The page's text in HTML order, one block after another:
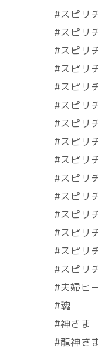
#スピリ
#スピリ
#スピリ
#スピリ
#スピリ
#スピリ
#スピリ
#スピリ
#スピリ
#スピリ
#スピリ
#スピリ
#スピリ
#スピリ
#スピリ
#夫婦ヒ
#魂
#神さま
#龍神さ